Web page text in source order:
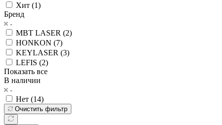
Хит (1)
Бренд
MBT LASER (2)
HONKON (7)
KEYLASER (3)
LEFIS (2)
Показать все
В наличии
Нет (14)
Очистить фильтр